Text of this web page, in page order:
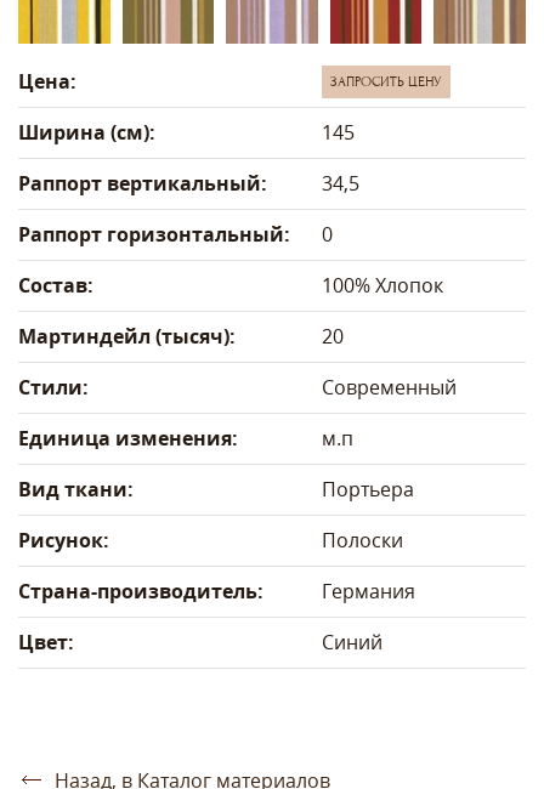
Цена: ЗАПРОСИТЬ ЦЕНУ
Ширина (см):
145
Раппорт вертикальный:
34,5
Раппорт горизонтальный:
0
Состав:
100% Хлопок
Мартиндейл (тысяч):
20
Стили:
Современный
Единица изменения:
м.п
Вид ткани:
Портьера
Рисунок:
Полоски
Страна-производитель:
Германия
Цвет:
Синий
Назад, в Каталог материалов